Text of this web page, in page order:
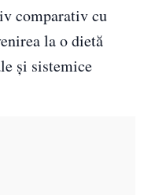
comparativ cu
la o dietă
și sistemice